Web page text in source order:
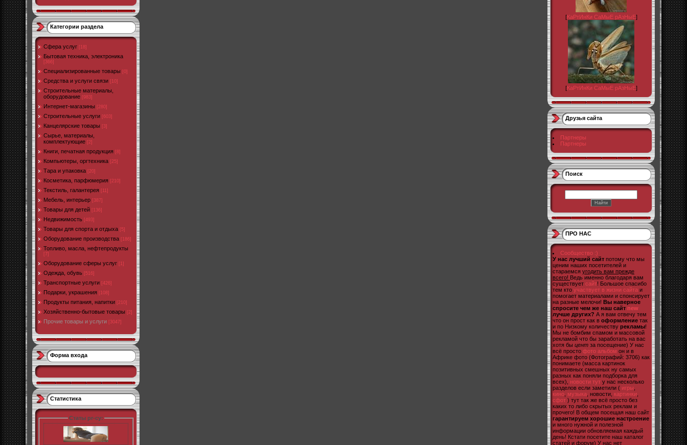
Категории раздела
Cфера услуг [18]
Бытовая техника, электроника
[366]
Специализированные товары [0]
Средства и услуги связи [10]
Строительные материалы,
оборудование [983]
Интернет-магазины [280]
Строительные услуги [603]
Канцелярские товары [3]
Сырье, материалы,
комплектующие [2]
Книги, печатная продукция [8]
Компьютеры, оргтехника [25]
Тара и упаковка [20]
Косметика, парфюмерия [210]
Текстиль, галантерея [11]
Мебель, интерьер [387]
Товары для детей [136]
Недвижимость [493]
Товары для спорта и отдыха [5]
Оборудование производства [186]
Топливо, масла, нефтепродукты
[7]
Оборудование сферы услуг [1]
Одежда, обувь [516]
Транспортные услуги [426]
Подарки, украшения [108]
Продукты питания, напитки [210]
Хозяйственно-бытовые товары [2]
Прочие товары и услуги [3047]
Форма входа
Статистика
Статы pr-cy:
[КаРтИнКи СаМыЕ рАзНыЕ]
[КаРтИнКи СаМыЕ рАзНыЕ]
Друзья сайта
Партнеры
Партнеры
Поиск
ПРО НАС
Сообщество :)
У нас лучший сайт потому что мы
ценим наших посетителей и
стараемся угодить вам прежде
всего! Ведь именно благодаря вам
существует сайт! Большое спасибо
тем кто участвует в жизни сайта и
помогает материалами и спонсирует
на разные мелочи! Вы наверное
спросите чем же наш сайт new
лучше других? А я вам отвечу тем
что он прост как в оформление так
и по Низкому количеству рекламы!
Мы не бомбим спамом и массовой
рекламой что бы заработать на вас
хотя бы цент за посещение) У нас
всё просто фото альбом он и в
Африке фото (Фотографий: 3706) как
понимаете (масса картинок
позитивных смешных ну самых
разных как поняли подборка для
всех), новости тут у нас несколько
разделов если заметили ( игры
кино музыка , новости, картинки
сфот ) тут так же всё просто без
каких то либо скрытых реклам и
прочего! В общем посещая наш сайт
гарантируем хорошие настроение
и много нужной и полезной
информации обновляемая каждый
день! Кстати посетите наш каталог
статей и форум) У нас нет